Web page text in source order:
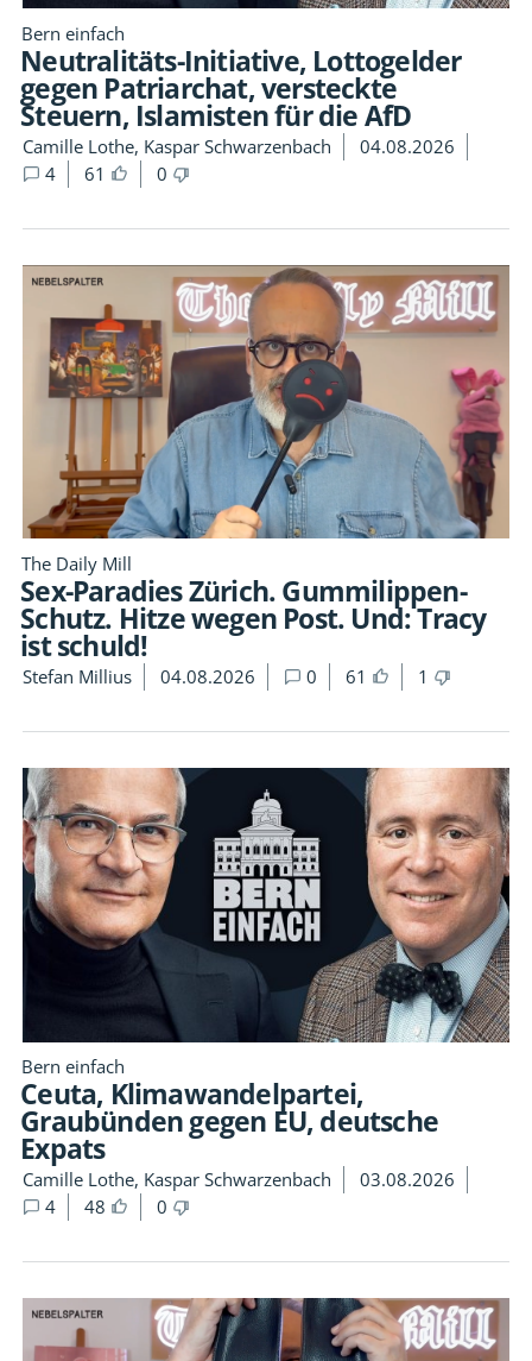
Bern einfach
Neutralitäts-Initiative, Lottogelder
gegen Patriarchat, versteckte
Steuern, Islamisten für die AfD
Camille Lothe, Kaspar Schwarzenbach
04.08.2026
4
61 0
The Daily Mill
Sex-Paradies Zürich. Gummilippen-
Schutz. Hitze wegen Post. Und: Tracy
ist schuld!
Stefan Millius 04.08.2026 0 61 1
Bern einfach
Ceuta, Klimawandelpartei,
Graubünden gegen EU, deutsche
Expats
Camille Lothe, Kaspar Schwarzenbach
03.08.2026
4
48 0